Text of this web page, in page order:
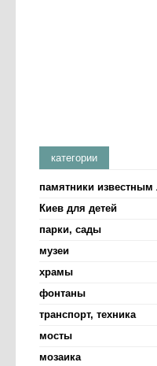
категории
памятники известным
Киев для детей
парки, сады
музеи
храмы
фонтаны
транспорт, техника
мосты
мозаика